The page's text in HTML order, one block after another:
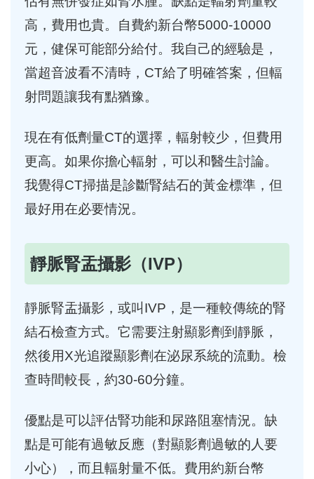
高，費用也貴。自費約新台幣5000-10000
元，健保可能部分給付。我自己的經驗是，
當超音波看不清時，CT給了明確答案，但輻
射問題讓我有點猶豫。
現在有低劑量CT的選擇，輻射較少，但費用
更高。如果你擔心輻射，可以和醫生討論。
我覺得CT掃描是診斷腎結石的黃金標準，但
最好用在必要情況。
靜脈腎盂攝影（IVP）
靜脈腎盂攝影，或叫IVP，是一種較傳統的腎
結石檢查方式。它需要注射顯影劑到靜脈，
然後用X光追蹤顯影劑在泌尿系統的流動。檢
查時間較長，約30-60分鐘。
優點是可以評估腎功能和尿路阻塞情況。缺
點是可能有過敏反應（對顯影劑過敏的人要
小心），而且輻射量不低。費用約新台幣